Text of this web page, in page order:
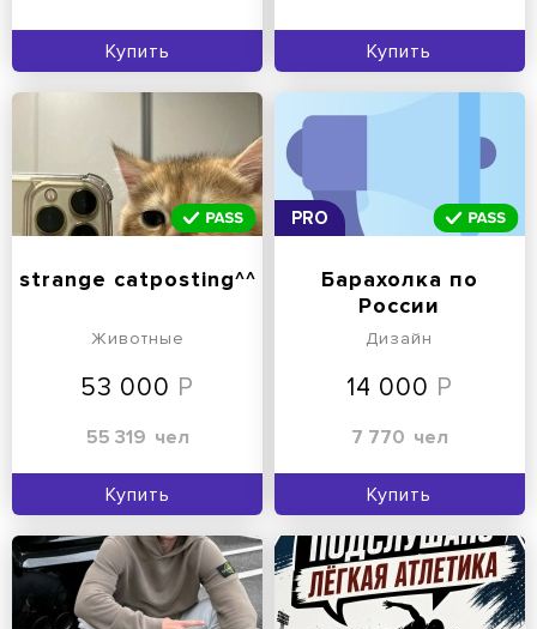
Купить Купить
strange catposting^^
Животные
53 000
55 319 чел
Купить
PRO
Барахолка по
России
Дизайн
14 000
7 770 чел
Купить